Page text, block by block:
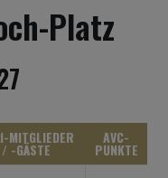
Platz
MITGLIEDER
/ -GÄSTE
AVC-
PUNKTE